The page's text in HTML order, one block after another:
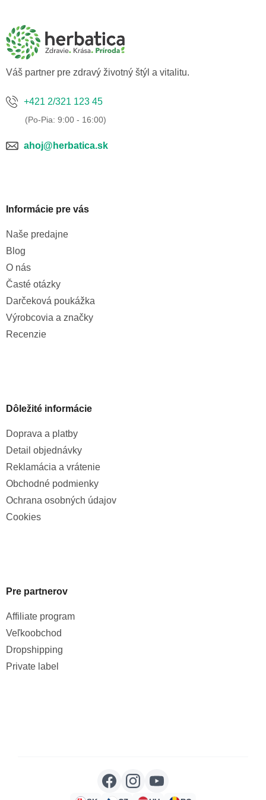
Váš partner pre zdravý životný štýl a vitalitu.
+421 2/321 123 45
ahoj@herbatica.sk
Informácie pre vás
Naše predajne
Blog
O nás
Časté otázky
Darčeková poukážka
Výrobcovia a značky
Recenzie
Dôležité informácie
Doprava a platby
Detail objednávky
Reklamácia a vrátenie
Obchodné podmienky
Ochrana osobných údajov
Cookies
Pre partnerov
Affiliate program
Veľkoobchod
Dropshipping
Private label